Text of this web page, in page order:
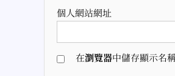
個人網站網址
在瀏覽器中儲存顯示名